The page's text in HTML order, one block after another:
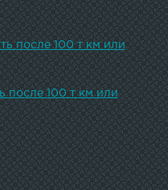
после 100 т км или
после 100 т км или